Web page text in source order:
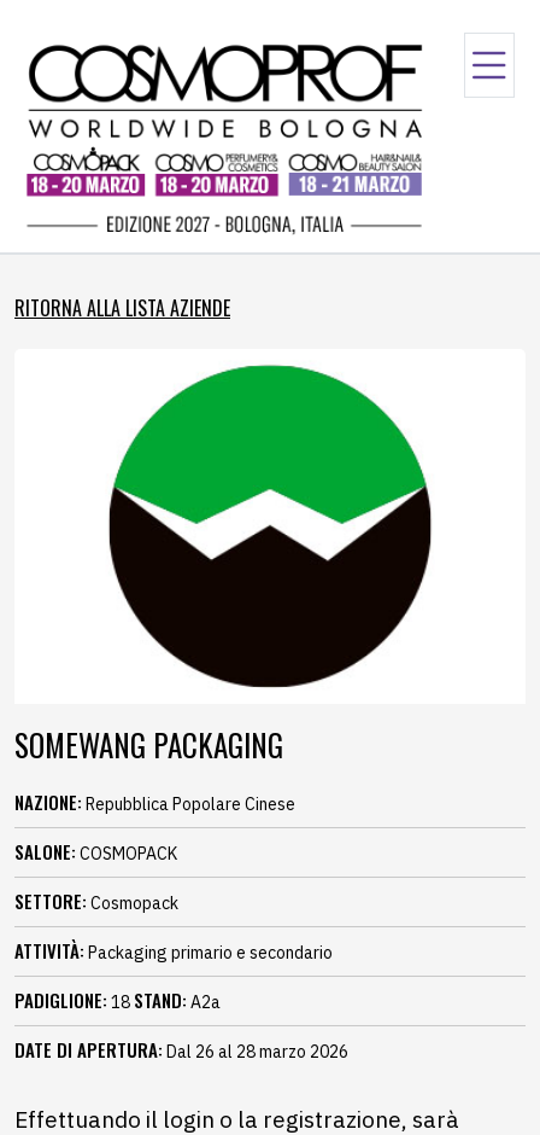
RITORNA ALLA LISTA AZIENDE
SOMEWANG PACKAGING
NAZIONE: Repubblica Popolare Cinese
SALONE: COSMOPACK
SETTORE: Cosmopack
ATTIVITÀ: Packaging primario e secondario
PADIGLIONE: 18 STAND: A2a
DATE DI APERTURA: Dal 26 al 28 marzo 2026
Effettuando il login o la registrazione, sarà